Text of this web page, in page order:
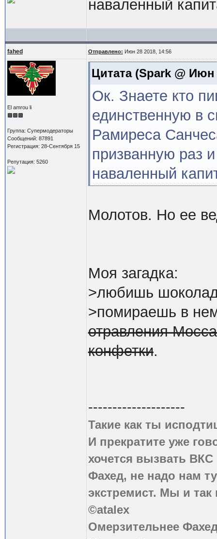
наваленный
fahed Отправлено: Июн 28 2018, 14:56
El amrou li
Группа: Супермодераторы
Сообщений: 87891
Регистрация: 28-Сентября 15
Репутация: 5260
Цитата(Spark @ Июн
Ок. Знаете кто
единственную в
Рамиреса
призванную раз
наваленный
Молотов. Но ее
Моя загадка:
>любишь
>помираешь в
отравления
конфетки.
--------------------
Такие как ты
И прекратите уже
хочется вызвать
Фахед, не надо нам
экстремист. Мы и
©atalex
Омерзительнее